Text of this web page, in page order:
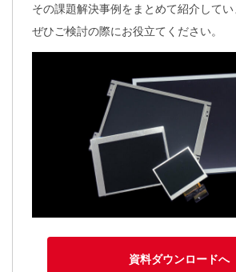
その課題解決事例をまとめて紹介してい
ぜひご検討の際にお役立てください。
資料ダウンロードへ